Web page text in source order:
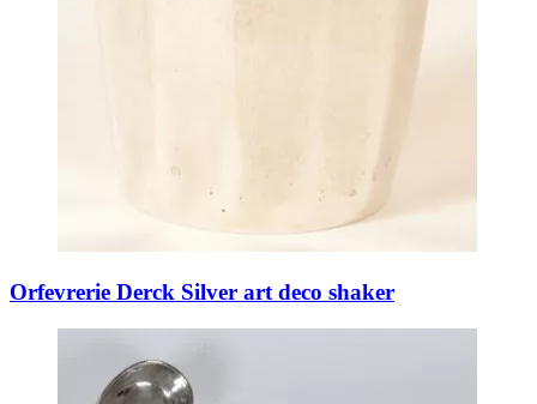
Orfevrerie Derck Silver art deco shaker